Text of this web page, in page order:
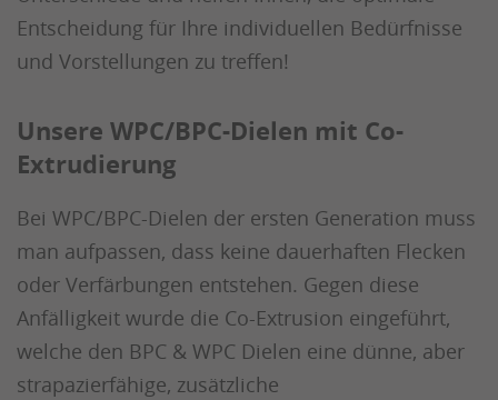
Entscheidung für Ihre individuellen Bedürfnisse
und Vorstellungen zu treffen!
Unsere WPC/BPC-Dielen mit Co-
Extrudierung
Bei WPC/BPC-Dielen der ersten Generation muss
man aufpassen, dass keine dauerhaften Flecken
oder Verfärbungen entstehen. Gegen diese
Anfälligkeit wurde die Co-Extrusion eingeführt,
welche den BPC & WPC Dielen eine dünne, aber
strapazierfähige, zusätzliche